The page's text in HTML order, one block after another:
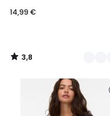
14,99 €
3,8
/